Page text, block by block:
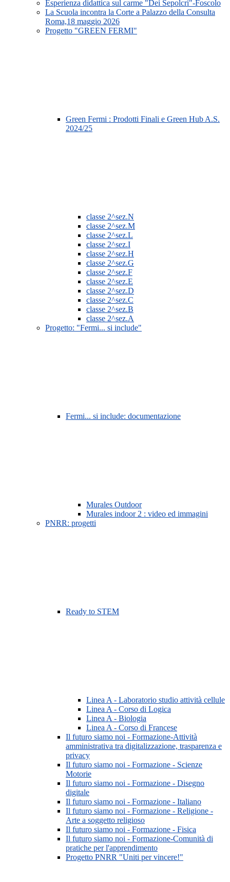
Esperienza didattica sul carme "Dei Sepolcri"-Foscolo
La Scuola incontra la Corte a Palazzo della Consulta
Roma,18 maggio 2026
Progetto "GREEN FERMI"
Green Fermi : Prodotti Finali e Green Hub A.S.
2024/25
classe 2^sez.N
classe 2^sez.M
classe 2^sez.L
classe 2^sez.I
classe 2^sez.H
classe 2^sez.G
classe 2^sez.F
classe 2^sez.E
classe 2^sez.D
classe 2^sez.C
classe 2^sez.B
classe 2^sez.A
Progetto: "Fermi... si include"
Fermi... si include: documentazione
Murales Outdoor
Murales indoor 2 : video ed immagini
PNRR: progetti
Ready to STEM
Linea A - Laboratorio studio attività cellule
Linea A - Corso di Logica
Linea A - Biologia
Linea A - Corso di Francese
Il futuro siamo noi - Formazione-Attività
amministrativa tra digitalizzazione, trasparenza e
privacy
Il futuro siamo noi - Formazione - Scienze
Motorie
Il futuro siamo noi - Formazione - Disegno
digitale
Il futuro siamo noi - Formazione - Italiano
Il futuro siamo noi - Formazione - Religione -
Arte a soggetto religioso
Il futuro siamo noi - Formazione - Fisica
Il futuro siamo noi - Formazione-Comunità di
pratiche per l'apprendimento
Progetto PNRR "Uniti per vincere!"